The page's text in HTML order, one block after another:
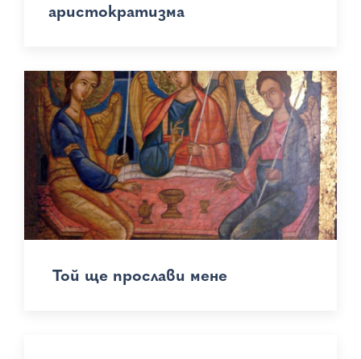
аристократизма
Той ще прослави мене